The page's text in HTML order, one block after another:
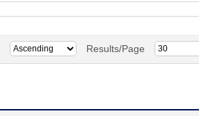
Results/Page